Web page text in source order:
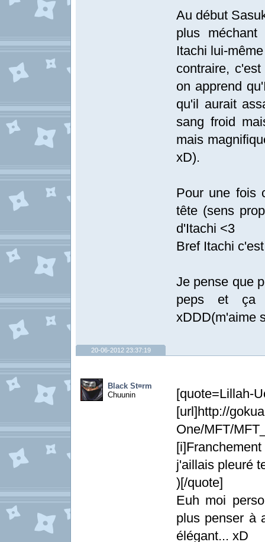
Au début
plus
Itachi lui-
contraire,
on apprend
qu'il aurait
sang froid
mais
xD).
Pour une fois
tête (sens
d'Itachi <3
Bref Itachi
Je pense que
peps et ça
xDDD(m'aime
20-06-2012 23:37:19
Black St¤rm
Chuunin
[quote=Lillah-
[url]http://
One/MFT/
j'aillais pleuré
)[/quote]
Euh moi
plus penser à
élégant... xD